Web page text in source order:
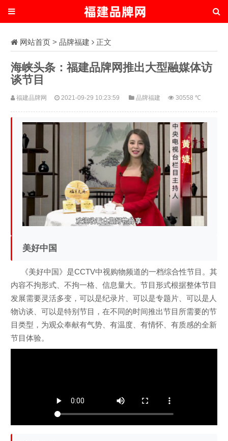
网站首页 > 品牌福建 正文
海峡头条：福建品牌网推出大型融媒体访
谈节目
福建品牌网 2021-09-29 10:23:59 品牌福建 30558 ℃
美好中国
《美好中国》是CCTV中视购物频道的一档综合性节目。其
内容不拘形式、不拘一格、信息量大。节目形式根据整体节目
发展需要灵活多变，可以是纪录片、可以是专题片、可以是人
物访谈、可以是特别节目，在不同的时间推出节目所需要的节
目类型，为观众奉献有气势、有温度、有情怀、有质感的全新
节目体验。